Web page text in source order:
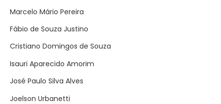
Marcelo Mário Pereira
Fábio de Souza Justino
Cristiano Domingos de Souza
Isauri Aparecido Amorim
José Paulo Silva Alves
Joelson Urbanetti